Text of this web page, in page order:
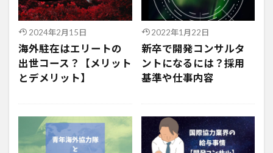
2024年2月15日
海外駐在はエリートの
出世コース？【メリット
とデメリット】
2022年1月22日
新卒で開発コンサルタ
ントになるには？採用
基準や仕事内容